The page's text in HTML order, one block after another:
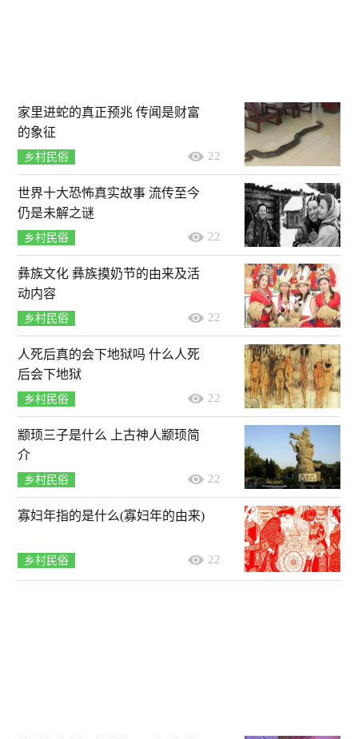
家里进蛇的真正预兆 传闻是财富
的象征
乡村民俗 22
世界十大恐怖真实故事 流传至今
仍是未解之谜
乡村民俗 22
彝族文化 彝族摸奶节的由来及活
动内容
乡村民俗 22
人死后真的会下地狱吗 什么人死
后会下地狱
乡村民俗 22
颛顼三子是什么 上古神人颛顼简
介
乡村民俗 22
寡妇年指的是什么(寡妇年的由来)
乡村民俗 22